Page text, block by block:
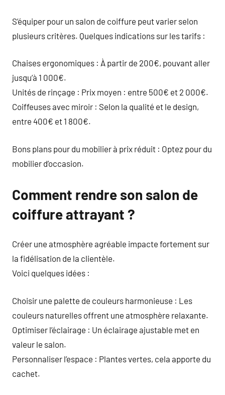
S’équiper pour un salon de coiffure peut varier selon
plusieurs critères. Quelques indications sur les tarifs :
Chaises ergonomiques : À partir de 200€, pouvant aller
jusqu’à 1 000€.
Unités de rinçage : Prix moyen : entre 500€ et 2 000€.
Coiffeuses avec miroir : Selon la qualité et le design,
entre 400€ et 1 800€.
Bons plans pour du mobilier à prix réduit : Optez pour du
mobilier d’occasion.
Comment rendre son salon de
coiffure attrayant ?
Créer une atmosphère agréable impacte fortement sur
la fidélisation de la clientèle.
Voici quelques idées :
Choisir une palette de couleurs harmonieuse : Les
couleurs naturelles offrent une atmosphère relaxante.
Optimiser l’éclairage : Un éclairage ajustable met en
valeur le salon.
Personnaliser l’espace : Plantes vertes, cela apporte du
cachet.